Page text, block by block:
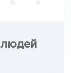
людей